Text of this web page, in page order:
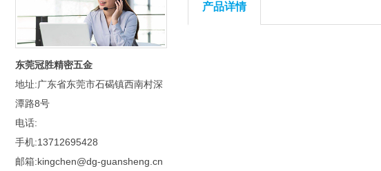
东莞冠胜精密五金
地址:广东省东莞市石碣镇西南村深
潭路8号
电话:
手机:13712695428
邮箱:kingchen@dg-guansheng.cn
产品详情